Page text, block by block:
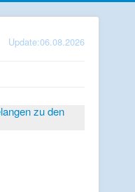
Update:06.08.2026
zu den